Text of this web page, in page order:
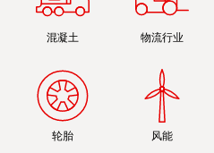
混凝土 物流行业
轮胎 风能